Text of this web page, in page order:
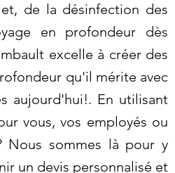
de la désinfection des
en profondeur dès
excelle à créer des
qu'il mérite avec
aujourd'hui!. En utilisant
vous, vos employés ou
Nous sommes là pour y
un devis personnalisé et